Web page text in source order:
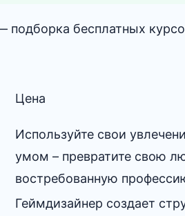
бесплатных
Цена
Используйте свои
умом – превратите свою
востребованную
Геймдизайнер создает